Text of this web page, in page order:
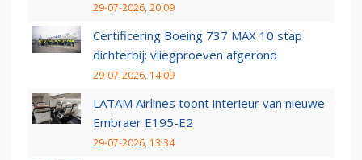
29-07-2026, 20:09
Certificering Boeing 737 MAX 10 stap
dichterbij: vliegproeven afgerond
29-07-2026, 14:09
LATAM Airlines toont interieur van nieuwe
Embraer E195-E2
29-07-2026, 13:34